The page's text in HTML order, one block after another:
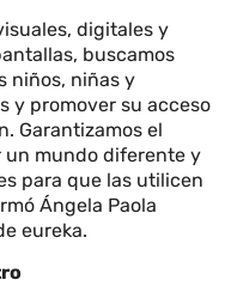
digitales y
buscamos
niños, niñas y
y promover su acceso
Garantizamos el
un mundo diferente y
para que las utilicen
Ángela Paola
eureka.